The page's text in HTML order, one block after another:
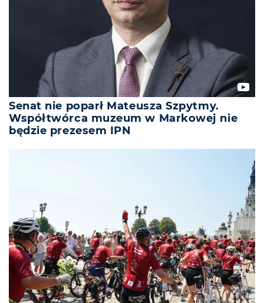
Senat nie poparł Mateusza Szpytmy.
Współtwórca muzeum w Markowej nie
będzie prezesem IPN